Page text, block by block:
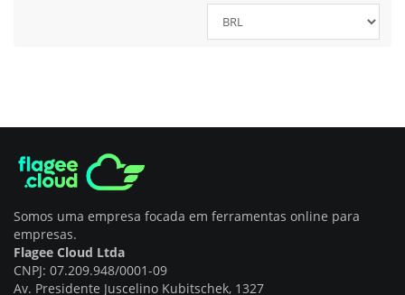
Somos uma empresa focada em ferramentas online para
empresas.
Flagee Cloud Ltda
CNPJ: 07.209.948/0001-09
Av. Presidente Juscelino Kubitschek, 1327